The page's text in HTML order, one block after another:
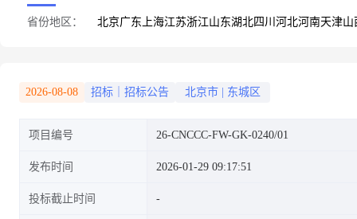
省份地区： 北京广东 上海江苏浙江山东湖北四川 河北河南天津山
2026-08-08 招标｜招标公告 北京市 东城区
项目编号 26-CNCCC-FW-GK-0240/01
发布时间 2026-01-29 09:17:51
投标截止时间